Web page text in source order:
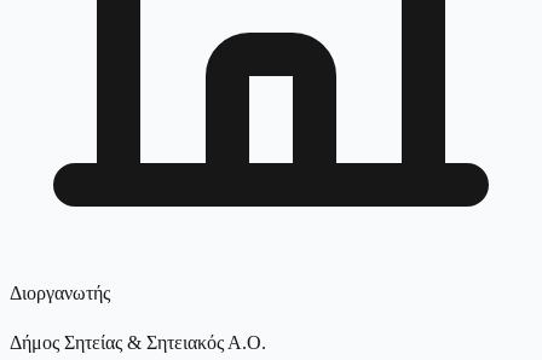
Διοργανωτής
Δήμος Σητείας & Σητειακός Α.Ο.